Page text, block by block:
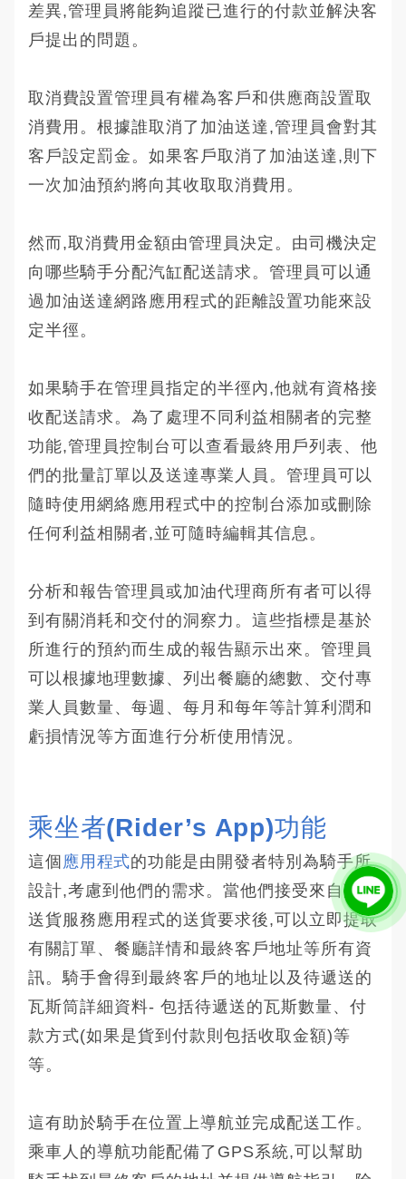
差異,管理員將能夠追蹤已進行的付款並解決客
戶提出的問題。
取消費設置管理員有權為客戶和供應商設置取
消費用。根據誰取消了加油送達,管理員會對其
客戶設定罰金。如果客戶取消了加油送達,則下
一次加油預約將向其收取取消費用。
然而,取消費用金額由管理員決定。由司機決定
向哪些騎手分配汽缸配送請求。管理員可以通
過加油送達網路應用程式的距離設置功能來設
定半徑。
如果騎手在管理員指定的半徑內,他就有資格接
收配送請求。為了處理不同利益相關者的完整
功能,管理員控制台可以查看最終用戶列表、他
們的批量訂單以及送達專業人員。管理員可以
隨時使用網絡應用程式中的控制台添加或刪除
任何利益相關者,並可隨時編輯其信息。
分析和報告管理員或加油代理商所有者可以得
到有關消耗和交付的洞察力。這些指標是基於
所進行的預約而生成的報告顯示出來。管理員
可以根據地理數據、列出餐廳的總數、交付專
業人員數量、每週、每月和每年等計算利潤和
虧損情況等方面進行分析使用情況。
乘坐者(Rider’s App)功能
這個 應用程式的功能是由開發者特別為騎手所
設計,考慮到他們的需求。當他們接受來自瓦斯
送貨服務應用程式的送貨要求後,可以立即提取
有關訂單、餐廳詳情和最終客戶地址等所有資
訊。騎手會得到最終客戶的地址以及待遞送的
瓦斯筒詳細資料- 包括待遞送的瓦斯數量、付
款方式(如果是貨到付款則包括收取金額)等
等。
這有助於騎手在位置上導航並完成配送工作。
乘車人的導航功能配備了GPS系統,可以幫助